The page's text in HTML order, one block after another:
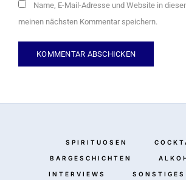
Name, E-Mail-Adresse und Website in
meinen nächsten Kommentar speichern.
SPIRITUOSEN
BARGESCHICHTEN
INTERVIEWS SONSTIGES